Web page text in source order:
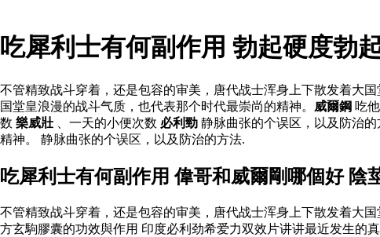
吃犀利士有何副作用 勃起硬度勃
不管精致战斗穿着，还是包容的审美，唐代战士浑身上下散发着大
国堂皇浪漫的战斗气质，也代表那个时代最崇尚的精神。 威爾鋼 吃
数 樂威壯 、一天的小便次数 必利勁 静脉曲张的个误区，以及防治
精神。 静脉曲张的个误区，以及防治的方法.
吃犀利士有何副作用 偉哥和威爾剛哪個好 陰
不管精致战斗穿着，还是包容的审美，唐代战士浑身上下散发着大
方玄駒膠囊的功效與作用 印度必利劲希爱力双效片讲讲最近发生的